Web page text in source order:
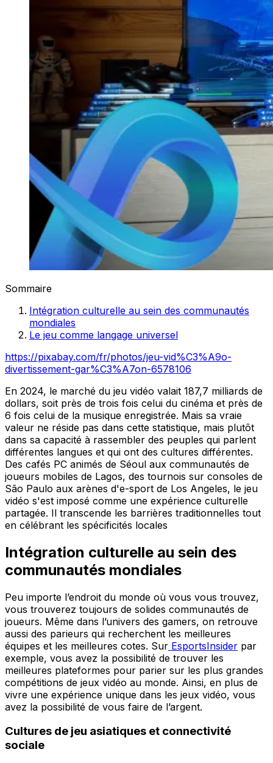
Sommaire
Intégration culturelle au sein des communautés
mondiales
Le jeu comme langage universel
https://pixabay.com/fr/photos/jeu-vid%C3%A9o-
divertissement-gar%C3%A7on-6578106
En 2024, le marché du jeu vidéo valait 187,7 milliards de
dollars, soit près de trois fois celui du cinéma et près de
6 fois celui de la musique enregistrée. Mais sa vraie
valeur ne réside pas dans cette statistique, mais plutôt
dans sa capacité à rassembler des peuples qui parlent
différentes langues et qui ont des cultures différentes.
Des cafés PC animés de Séoul aux communautés de
joueurs mobiles de Lagos, des tournois sur consoles de
São Paulo aux arènes d'e-sport de Los Angeles, le jeu
vidéo s'est imposé comme une expérience culturelle
partagée. Il transcende les barrières traditionnelles tout
en célébrant les spécificités locales
Intégration culturelle au sein des
communautés mondiales
Peu importe l’endroit du monde où vous vous trouvez,
vous trouverez toujours de solides communautés de
joueurs. Même dans l’univers des gamers, on retrouve
aussi des parieurs qui recherchent les meilleures
équipes et les meilleures cotes. Sur EsportsInsider par
exemple, vous avez la possibilité de trouver les
meilleures plateformes pour parier sur les plus grandes
compétitions de jeux vidéo au monde. Ainsi, en plus de
vivre une expérience unique dans les jeux vidéo, vous
avez la possibilité de vous faire de l’argent.
Cultures de jeu asiatiques et connectivité
sociale